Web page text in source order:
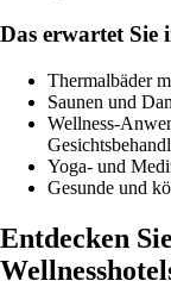
Das erwartet Sie
Thermalbäder
Saunen und
Wellness-
Yoga- und
Gesunde und
Entdecken